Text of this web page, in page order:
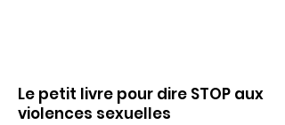
Le petit livre pour dire STOP aux
violences sexuelles